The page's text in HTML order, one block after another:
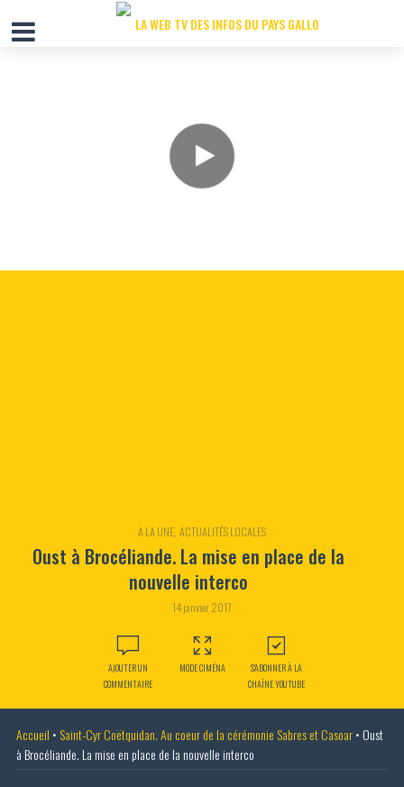
A LA UNE ACTUALITÉS LOCALES
Oust à Brocéliande. La mise en place de la
nouvelle interco
14 janvier 2017
AJOUTER UN
COMMENTAIRE
MODE CIMÉNA
S'ABONNER À LA
CHAÎNE YOUTUBE
Accueil • Saint-Cyr Coëtquidan. Au coeur de la cérémonie Sabres et Casoar• Oust
à Brocéliande. La mise en place de la nouvelle interco